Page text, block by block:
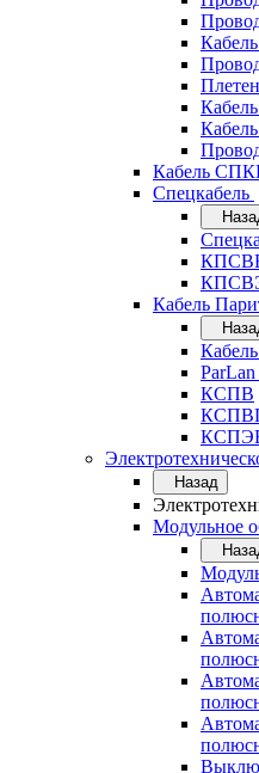
Кабель
Спецкабель
Кабель
КСПВ
Назад
Модульное